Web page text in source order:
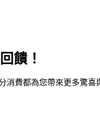
饋！
消費都為您帶來更多驚喜